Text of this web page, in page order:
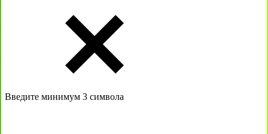
Введите минимум 3 символа